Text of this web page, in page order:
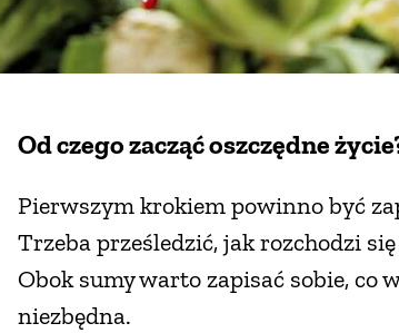
Od czego zacząć oszczędne
Pierwszym krokiem powinno być
Trzeba prześledzić, jak rozchodzi
Obok sumy warto zapisać sobie, co
niezbędna.